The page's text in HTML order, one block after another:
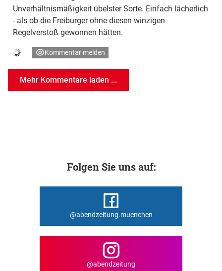
Unverhältnismäßigkeit übelster Sorte. Einfach lächerlich
- als ob die Freiburger ohne diesen winzigen
Regelverstoß gewonnen hätten.
Kommentar melden
Mehr Kommentare laden ...
Folgen Sie uns auf:
@abendzeitung.muenchen
@abendzeitung